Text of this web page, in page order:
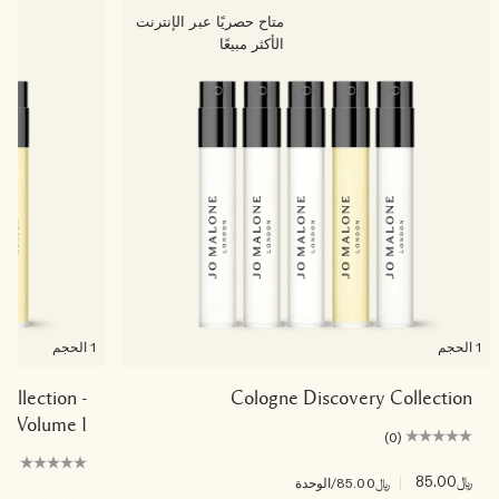
متاح حصريًا عبر الإنترنت
الأكثر مبيعًا
Cologne Discovery Collection
(0)
﷼85.00 ﷼85.00 /الوحدة
-
Volume 1
(0)